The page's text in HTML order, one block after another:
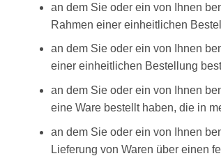
an dem Sie oder ein von Ihnen
Rahmen einer einheitlichen
an dem Sie oder ein von Ihnen
einer einheitlichen Bestellung
an dem Sie oder ein von Ihnen
eine Ware bestellt haben, die in
an dem Sie oder ein von Ihnen
Lieferung von Waren über einen